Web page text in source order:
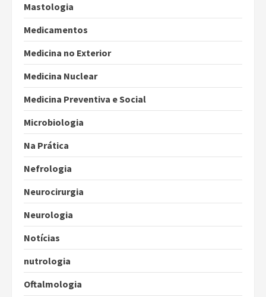
Mastologia
Medicamentos
Medicina no Exterior
Medicina Nuclear
Medicina Preventiva e Social
Microbiologia
Na Prática
Nefrologia
Neurocirurgia
Neurologia
Notícias
nutrologia
Oftalmologia